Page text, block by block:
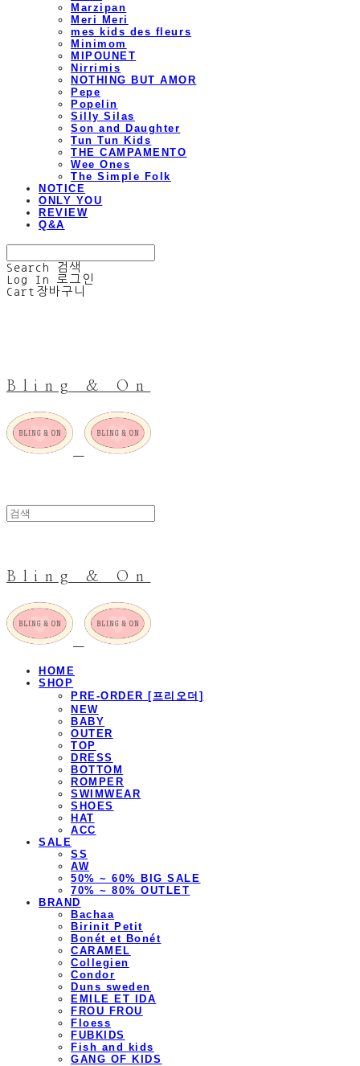
Marzipan
Meri Meri
mes kids des fleurs
Minimom
MIPOUNET
Nirrimis
NOTHING BUT AMOR
Pepe
Popelin
Silly Silas
Son and Daughter
Tun Tun Kids
THE CAMPAMENTO
Wee Ones
The Simple Folk
NOTICE
ONLY YOU
REVIEW
Q&A
Search
검색
Log In
로그인
Cart 장바구니
Bling & On
Bling & On
HOME
SHOP
PRE-ORDER [프리오더]
NEW
BABY
OUTER
TOP
DRESS
BOTTOM
ROMPER
SWIMWEAR
SHOES
HAT
ACC
SALE
SS
AW
50% ~ 60% BIG SALE
70% ~ 80% OUTLET
BRAND
Bachaa
Birinit Petit
Bonét et Bonét
CARAMEL
Collegien
Condor
Duns sweden
EMILE ET IDA
FROU FROU
Floess
FUBKIDS
Fish and kids
GANG OF KIDS